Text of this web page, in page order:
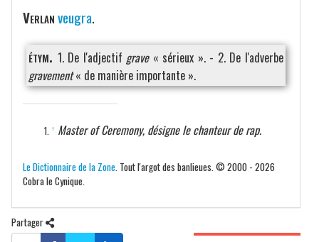
Verlanveugra.
étym. 1. De l'adjectif grave« sérieux ». - 2. De l'adverbe
gravement« de manière importante ».
↑ Master of Ceremony, désigne le chanteur de rap.
Le Dictionnaire de la Zone . Tout l'argot des banlieues. © 2000 - 2026
Cobra le Cynique.
Partager